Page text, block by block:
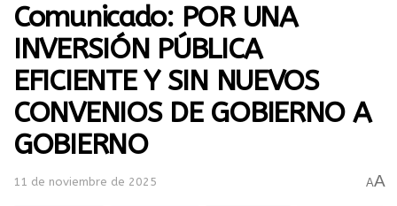
Comunicado: POR UNA
INVERSIÓN PÚBLICA
EFICIENTE Y SIN NUEVOS
CONVENIOS DE GOBIERNO A
GOBIERNO
11 de noviembre de 2025 AA